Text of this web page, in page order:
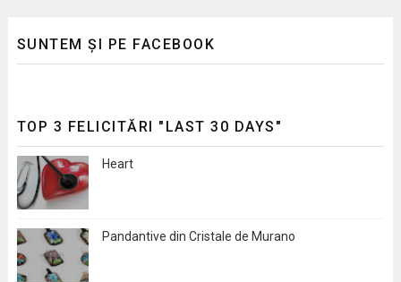
SUNTEM ȘI PE FACEBOOK
TOP 3 FELICITĂRI "LAST 30 DAYS"
Heart
Pandantive din Cristale de Murano